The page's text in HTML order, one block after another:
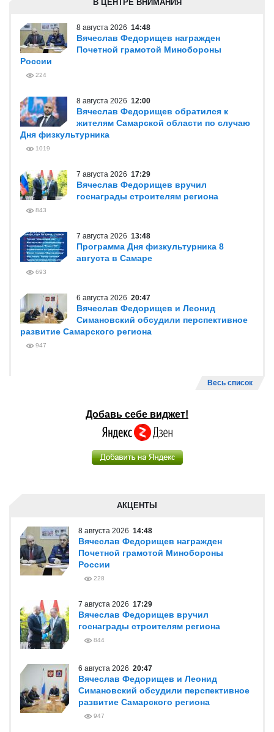
В ЦЕНТРЕ ВНИМАНИЯ
8 августа 2026 14:48
Вячеслав Федорищев награжден
Почетной грамотой Минобороны
России
224
8 августа 2026 12:00
Вячеслав Федорищев обратился к
жителям Самарской области по случаю
Дня физкультурника
1019
7 августа 2026 17:29
Вячеслав Федорищев вручил
госнаграды строителям региона
843
7 августа 2026 13:48
Программа Дня физкультурника 8
августа в Самаре
693
6 августа 2026 20:47
Вячеслав Федорищев и Леонид
Симановский обсудили перспективное
развитие Самарского региона
947
Весь список
Добавь себе виджет!
АКЦЕНТЫ
8 августа 2026 14:48
Вячеслав Федорищев награжден
Почетной грамотой Минобороны
России
228
7 августа 2026 17:29
Вячеслав Федорищев вручил
госнаграды строителям региона
844
6 августа 2026 20:47
Вячеслав Федорищев и Леонид
Симановский обсудили перспективное
развитие Самарского региона
947